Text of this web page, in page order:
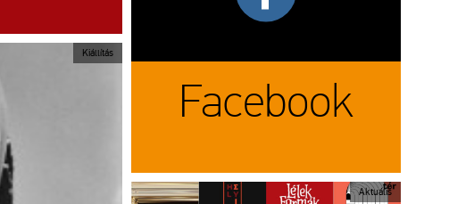
Kiállítás
Facebook
Aktuális